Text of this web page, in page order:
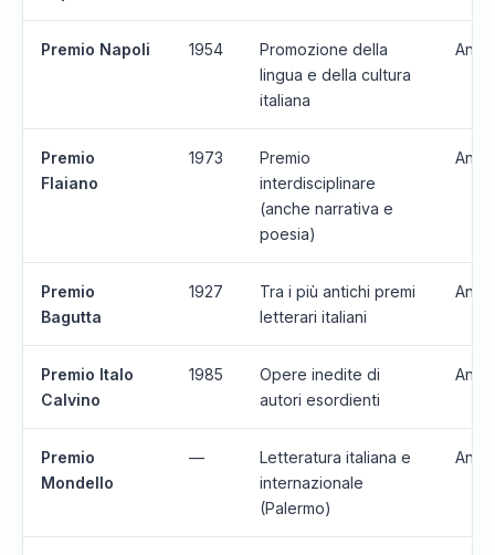
Premio Napoli 1954
Promozione della
lingua e della cultura
italiana
Premio
Flaiano
1973
Premio
interdisciplinare
(anche narrativa e
poesia)
Premio
Bagutta
1927
Tra i più antichi premi
letterari italiani
Premio Italo
Calvino
1985
Opere inedite di
autori esordienti
Premio
Mondello
—
Letteratura italiana e
internazionale
(Palermo)